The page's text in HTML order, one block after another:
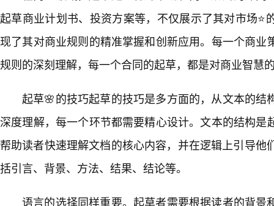
起草商业计划书、投资方案等，不仅展示了其对市场⭐
现了其对商业规则的精准掌握和创新应用。每一个商业
规则的深刻理解，每一个合同的起草，都是对商业智慧
起草🌸的技巧起草的技巧是多方面的，从文本的结
深度理解，每一个环节都需要精心设计。文本的结构是
帮助读者快速理解文档的核心内容，并在逻辑上引导他
括引言、背景、方法、结果、结论等。
语言的选择同样重要。起草者需要根据读者的背景